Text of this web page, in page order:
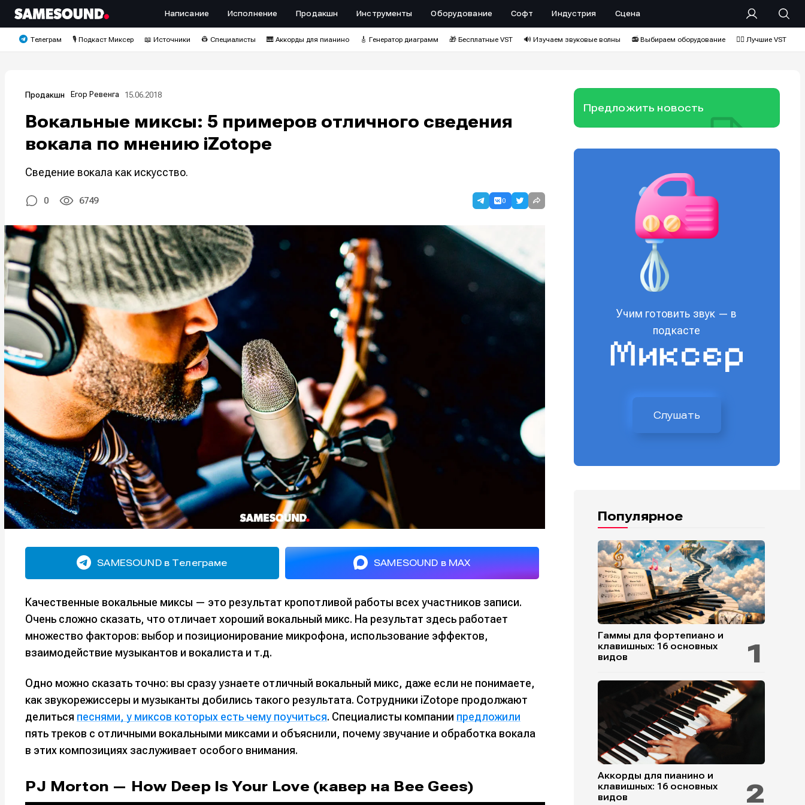
Написание Исполнение Продакшн Инструменты Оборудование Софт Индустрия Сцена
Телеграм 🎙️ Подкаст Миксер 📖 Источники 👷 Специалисты 🎹 Аккорды для пианино 🎸 Генератор диаграмм 🎁 Бесплатные VST 🔊 Изучаем звуковые волны 📻 Выбираем оборудование ❤️‍🔥 Лучшие VST
Продакшн Егор Ревенга 15.06.2018
Вокальные миксы: 5 примеров отличного сведения
вокала по мнению iZotope
Сведение вокала как искусство.
0 6749 0
SAMESOUND в Телеграме SAMESOUND в MAX
Качественные вокальные миксы — это результат кропотливой работы всех участников записи.
Очень сложно сказать, что отличает хороший вокальный микс. На результат здесь работает
множество факторов: выбор и позиционирование микрофона, использование эффектов,
взаимодействие музыкантов и вокалиста и т.д.
Одно можно сказать точно: вы сразу узнаете отличный вокальный микс, даже если не понимаете,
как звукорежиссеры и музыканты добились такого результата. Сотрудники iZotope продолжают
делиться песнями, у миксов которых есть чему поучиться. Специалисты компании предложили
пять треков с отличными вокальными миксами и объяснили, почему звучание и обработка вокала
в этих композициях заслуживает особого внимания.
PJ Morton — How Deep Is Your Love (кавер на Bee Gees)
Предложить новость
Учим готовить звук — в
подкасте
Слушать
Популярное
Гаммы для фортепиано и
клавишных: 16 основных
видов
Аккорды для пианино и
клавишных: 16 основных
видов